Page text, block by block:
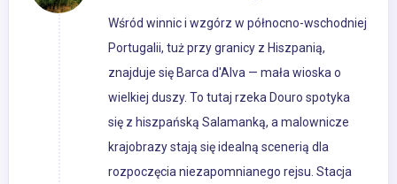
Wśród winnic i wzgórz w północno-wschodniej
Portugalii, tuż przy granicy z Hiszpanią,
znajduje się Barca d'Alva — mała wioska o
wielkiej duszy. To tutaj rzeka Douro spotyka
się z hiszpańską Salamanką, a malownicze
krajobrazy stają się idealną scenerią dla
rozpoczęcia niezapomnianego rejsu. Stacja